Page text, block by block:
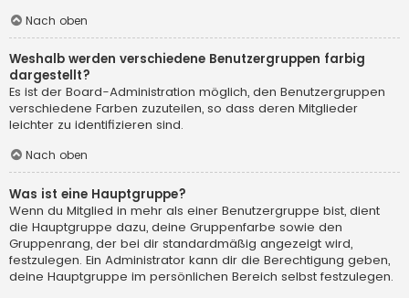
Nach oben
Weshalb werden verschiedene Benutzergruppen farbig
dargestellt?
Es ist der Board-Administration möglich, den Benutzergruppen
verschiedene Farben zuzuteilen, so dass deren Mitglieder
leichter zu identifizieren sind.
Nach oben
Was ist eine Hauptgruppe?
Wenn du Mitglied in mehr als einer Benutzergruppe bist, dient
die Hauptgruppe dazu, deine Gruppenfarbe sowie den
Gruppenrang, der bei dir standardmäßig angezeigt wird,
festzulegen. Ein Administrator kann dir die Berechtigung geben,
deine Hauptgruppe im persönlichen Bereich selbst festzulegen.